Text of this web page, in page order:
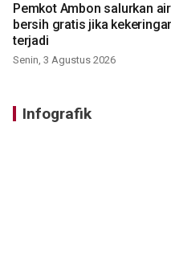
Pemkot Ambon salurkan air
bersih gratis jika
terjadi
Senin, 3 Agustus 2026
Infografik